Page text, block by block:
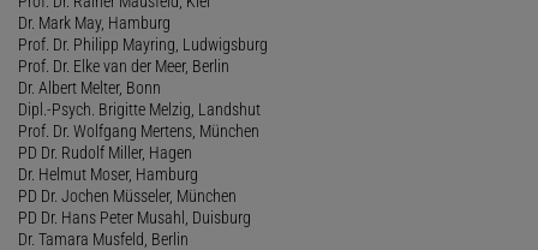
Dr. Mark May, Hamburg
Prof. Dr. Philipp Mayring, Ludwigsburg
Prof. Dr. Elke van der Meer, Berlin
Dr. Albert Melter, Bonn
Dipl.-Psych. Brigitte Melzig, Landshut
Prof. Dr. Wolfgang Mertens, München
PD Dr. Rudolf Miller, Hagen
Dr. Helmut Moser, Hamburg
PD Dr. Jochen Müsseler, München
PD Dr. Hans Peter Musahl, Duisburg
Dr. Tamara Musfeld, Berlin